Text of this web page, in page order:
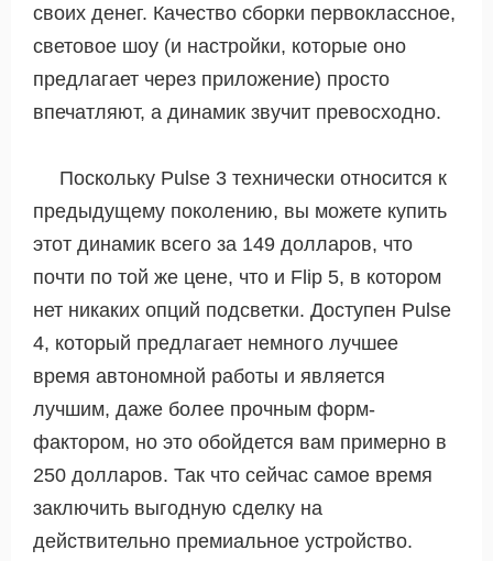
своих денег. Качество сборки первоклассное,
световое шоу (и настройки, которые оно
предлагает через приложение) просто
впечатляют, а динамик звучит превосходно.
Поскольку Pulse 3 технически относится к
предыдущему поколению, вы можете купить
этот динамик всего за 149 долларов, что
почти по той же цене, что и Flip 5, в котором
нет никаких опций подсветки. Доступен Pulse
4, который предлагает немного лучшее
время автономной работы и является
лучшим, даже более прочным форм-
фактором, но это обойдется вам примерно в
250 долларов. Так что сейчас самое время
заключить выгодную сделку на
действительно премиальное устройство.